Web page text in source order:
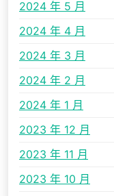
2024 年 5 月
2024 年 4 月
2024 年 3 月
2024 年 2 月
2024 年 1 月
2023 年 12 月
2023 年 11 月
2023 年 10 月